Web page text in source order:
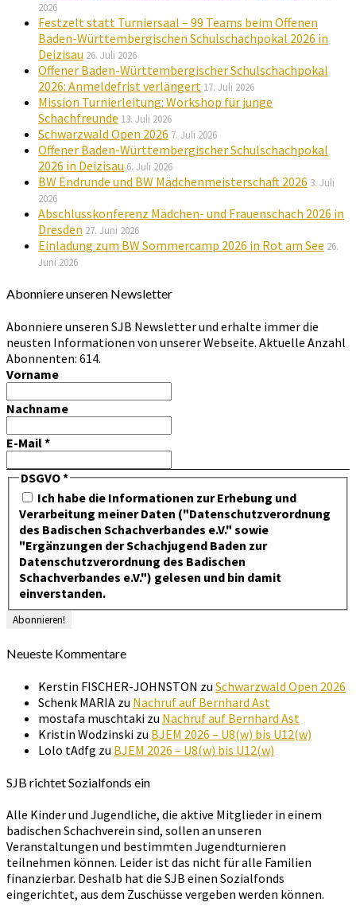
2026
Festzelt statt Turniersaal – 99 Teams beim Offenen
Baden-Württembergischen Schulschachpokal 2026 in
Deizisau 26. Juli 2026
Offener Baden-Württembergischer Schulschachpokal
2026: Anmeldefrist verlängert 17. Juli 2026
Mission Turnierleitung: Workshop für junge
Schachfreunde 13. Juli 2026
Schwarzwald Open 2026 7. Juli 2026
Offener Baden-Württembergischer Schulschachpokal
2026 in Deizisau 6. Juli 2026
BW Endrunde und BW Mädchenmeisterschaft 2026 3. Juli
2026
Abschlusskonferenz Mädchen- und Frauenschach 2026 in
Dresden 27. Juni 2026
Einladung zum BW Sommercamp 2026 in Rot am See 26.
Juni 2026
Abonniere unseren Newsletter
Abonniere unseren SJB Newsletter und erhalte immer die
neusten Informationen von unserer Webseite. Aktuelle Anzahl
Abonnenten: 614.
Vorname
Nachname
E-Mail*
DSGVO*
Ich habe die Informationen zur Erhebung und
Verarbeitung meiner Daten ("Datenschutzverordnung
des Badischen Schachverbandes e.V." sowie
"Ergänzungen der Schachjugend Baden zur
Datenschutzverordnung des Badischen
Schachverbandes e.V.") gelesen und bin damit
einverstanden.
Neueste Kommentare
Kerstin FISCHER-JOHNSTON zu Schwarzwald Open 2026
Schenk MARIA zu Nachruf auf Bernhard Ast
mostafa muschtaki zu Nachruf auf Bernhard Ast
Kristin Wodzinski zu BJEM 2026 – U8(w) bis U12(w)
Lolo tAdfg zu BJEM 2026 – U8(w) bis U12(w)
SJB richtet Sozialfonds ein
Alle Kinder und Jugendliche, die aktive Mitglieder in einem
badischen Schachverein sind, sollen an unseren
Veranstaltungen und bestimmten Jugendturnieren
teilnehmen können. Leider ist das nicht für alle Familien
finanzierbar. Deshalb hat die SJB einen Sozialfonds
eingerichtet, aus dem Zuschüsse vergeben werden können.